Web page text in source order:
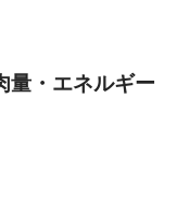
量・エネルギー